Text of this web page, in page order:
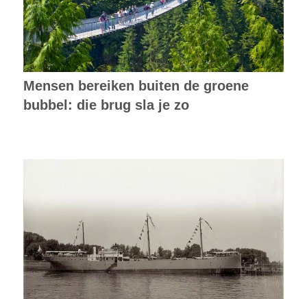
Mensen bereiken buiten de groene
bubbel: die brug sla je zo